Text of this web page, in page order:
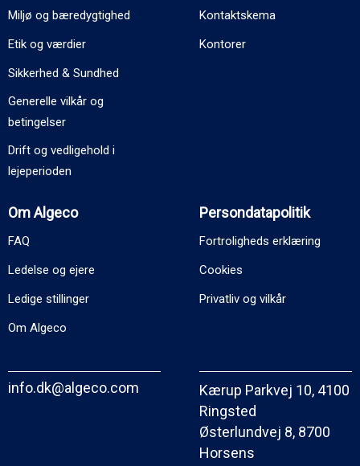
Miljø og bæredygtighed
Etik og værdier
Sikkerhed & Sundhed
Generelle vilkår og
betingelser
Drift og vedligehold i
lejeperioden
Kontaktskema
Kontorer
Om Algeco
FAQ
Ledelse og ejere
Ledige stillinger
Om Algeco
Persondatapolitik
Fortroligheds erklæring
Cookies
Privatliv og vilkår
info.dk@algeco.com
Kærup Parkvej 10, 4100
Ringsted
Østerlundvej 8, 8700
Horsens